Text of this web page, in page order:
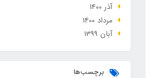
آذر 1400
مرداد 1400
آبان 1399
برچسب‌ها